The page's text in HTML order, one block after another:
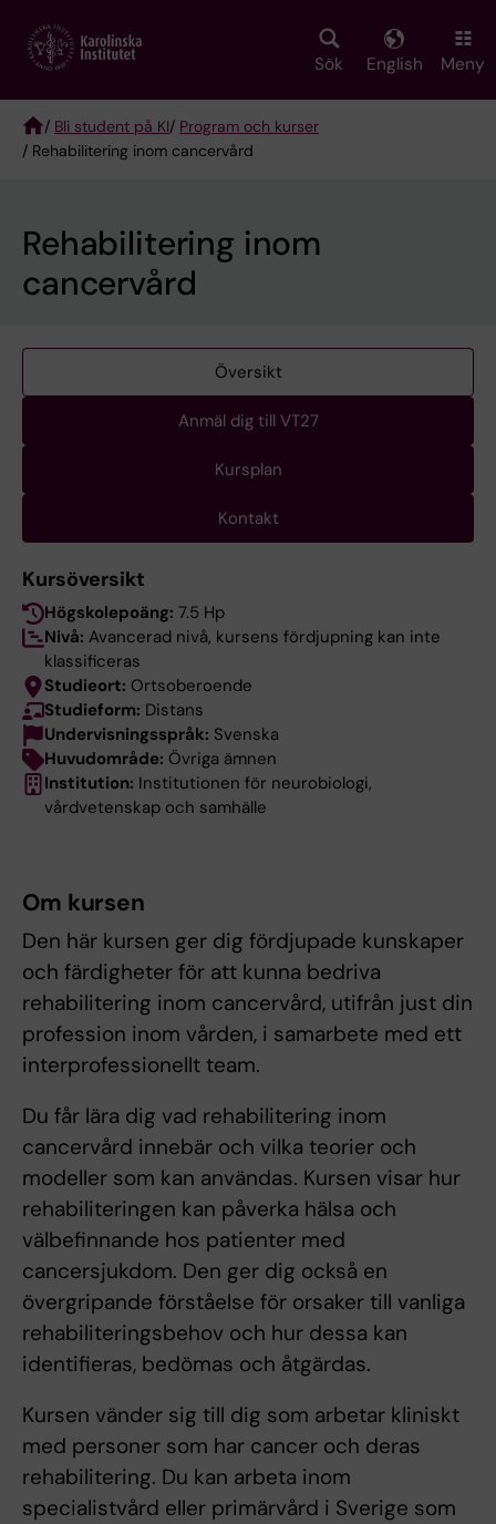
main
Sök English Meny
Breadcrumb
/ Bli student på KI/ Program och kurser
/ Rehabilitering inom cancervård
Rehabilitering inom
cancervård
Översikt
Anmäl dig till VT27
Kursplan
Kontakt
Kursöversikt
Högskolepoäng: 7.5 Hp
Nivå: Avancerad nivå, kursens fördjupning kan inte
klassificeras
Studieort: Ortsoberoende
Studieform: Distans
Undervisningsspråk: Svenska
Huvudområde: Övriga ämnen
Institution: Institutionen för neurobiologi,
vårdvetenskap och samhälle
Om kursen
Den här kursen ger dig fördjupade kunskaper
och färdigheter för att kunna bedriva
rehabilitering inom cancervård, utifrån just din
profession inom vården, i samarbete med ett
interprofessionellt team.
Du får lära dig vad rehabilitering inom
cancervård innebär och vilka teorier och
modeller som kan användas. Kursen visar hur
rehabiliteringen kan påverka hälsa och
välbefinnande hos patienter med
cancersjukdom. Den ger dig också en
övergripande förståelse för orsaker till vanliga
rehabiliteringsbehov och hur dessa kan
identifieras, bedömas och åtgärdas.
Kursen vänder sig till dig som arbetar kliniskt
med personer som har cancer och deras
rehabilitering. Du kan arbeta inom
specialistvård eller primärvård i Sverige som